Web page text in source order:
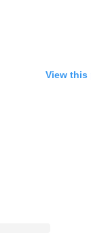
View this